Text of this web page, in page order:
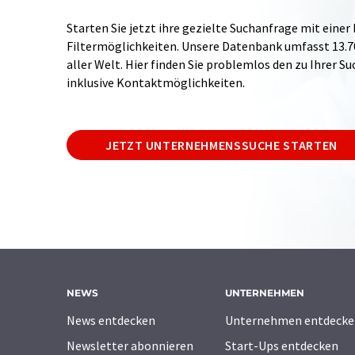
Starten Sie jetzt ihre gezielte Suchanfrage mit einer
Filtermöglichkeiten. Unsere Datenbank umfasst
aller Welt. Hier finden Sie problemlos den zu Ihrer
inklusive Kontaktmöglichkeiten.
JETZT UNTERNEHMENSSUCHE STARTEN
NEWS
News entdecken
Newsletter abonnieren
UNTERNEHMEN
Unternehmen
Start-Ups entdecken